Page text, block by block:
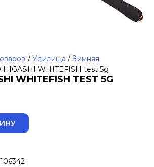
/ Удилища / Зимняя
HIGASHI WHITEFISH test 5g
WHITEFISH TEST 5G
ALTERNATIVE: